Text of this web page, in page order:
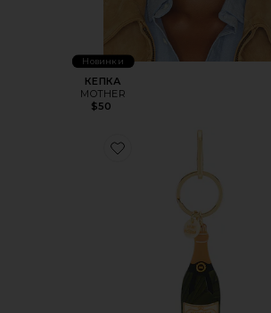
Новинки
КЕПКА
MOTHER
$50
Favorite БРЕЛОК CHAMPAGNE